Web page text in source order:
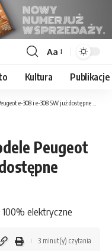
Font
Resizer
Aa
Kultura Publikacje
e-308 i e-308 SW już dostępne w Polsce
Peugeot
elektryczne
3 minut(y) czytania